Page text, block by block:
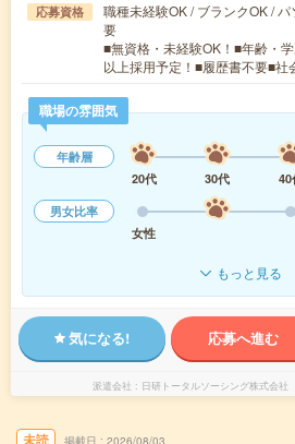
応募資格
職種未経験OK / ブランクOK /
要
■無資格・未経験OK！■年齢・
以上採用予定！■履歴書不要■
職場の雰囲気
年齢層
20代
30代 40
男女比率
女性
もっと見る
気になる! 応募へ進む
派遣会社 日研トータルソーシング株式会
未読 掲載日 2026/08/03